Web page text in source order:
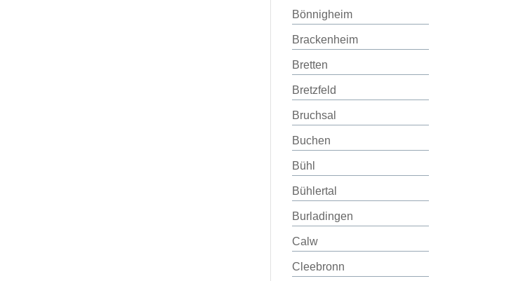
Bönnigheim
Brackenheim
Bretten
Bretzfeld
Bruchsal
Buchen
Bühl
Bühlertal
Burladingen
Calw
Cleebronn